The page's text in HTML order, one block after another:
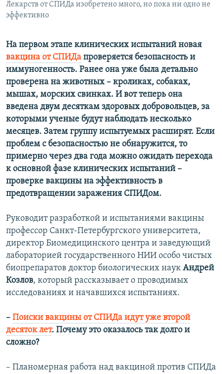
Все сайты РСЕ/РС
Лекарств от СПИДа изобретено много, но пока ни одно не
эффективно
На первом этапе клинических испытаний новая
вакцина от СПИДа проверяется безопасность и
иммуногенность. Ранее она уже была детально
проверена на животных – кроликах, собаках,
мышах, морских свинках. И вот теперь она
введена двум десяткам здоровых добровольцев, за
которыми ученые будут наблюдать несколько
месяцев. Затем группу испытуемых расширят. Если
проблем с безопасностью не обнаружится, то
примерно через два года можно ожидать перехода
к основной фазе клинических испытаний –
проверке вакцины на эффективность в
предотвращении заражения СПИДом.
Руководит разработкой и испытаниями вакцины
профессор Санкт-Петербургского университета,
директор Биомедицинского центра и заведующий
лабораторией государственного НИИ особо чистых
биопрепаратов доктор биологических наук Андрей
Козлов, который рассказывает о проводимых
исследованиях и начавшихся испытаниях.
– Поиски вакцины от СПИДа идут уже второй
десяток лет. Почему это оказалось так долго и
сложно?
– Планомерная работа над вакциной против СПИДа